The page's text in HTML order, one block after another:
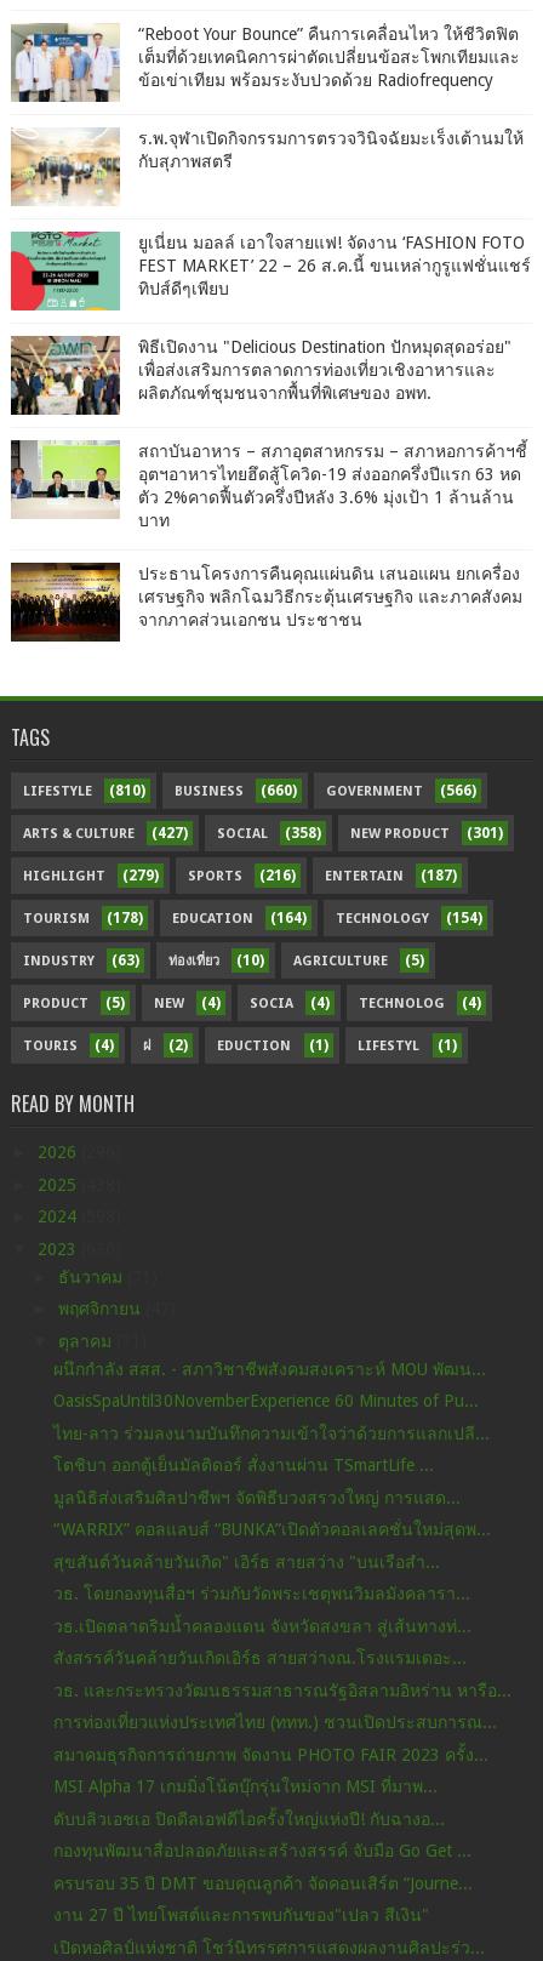
“Reboot Your Bounce” คืนการเคลื่อนไหว ให้ชีวิตฟิต
เต็มที่ด้วยเทคนิคการผ่าตัดเปลี่ยนข้อสะโพกเทียมและ
ข้อเข่าเทียม พร้อมระงับปวดด้วย Radiofrequency
ร.พ.จุฬาเปิดกิจกรรมการตรวจวินิจฉัยมะเร็งเต้านมให้
กับสุภาพสตรี
ยูเนี่ยน มอลล์ เอาใจสายแฟ! จัดงาน ‘FASHION FOTO
FEST MARKET’ 22 – 26 ส.ค.นี้ ขนเหล่ากูรูแฟชั่นแชร์
ทิปส์ดีๆเพียบ
พิธีเปิดงาน "Delicious Destination ปักหมุดสุดอร่อย"
เพื่อส่งเสริมการตลาดการท่องเที่ยวเชิงอาหารและ
ผลิตภัณฑ์ชุมชนจากพื้นที่พิเศษของ อพท.
สถาบันอาหาร – สภาอุตสาหกรรม – สภาหอการค้าฯชี้
อุตฯอาหารไทยฮึดสู้โควิด-19 ส่งออกครึ่งปีแรก 63 หด
ตัว 2%คาดฟื้นตัวครึ่งปีหลัง 3.6% มุ่งเป้า 1 ล้านล้าน
บาท
ประธานโครงการคืนคุณแผ่นดิน เสนอแผน ยกเครื่อง
เศรษฐกิจ พลิกโฉมวิธีกระตุ้นเศรษฐกิจ และภาคสังคม
จากภาคส่วนเอกชน ประชาชน
TAGS
LIFESTYLE (810) BUSINESS (660) GOVERNMENT (566)
ARTS & CULTURE (427) SOCIAL (358) NEW PRODUCT (301)
HIGHLIGHT (279) SPORTS (216) ENTERTAIN (187)
TOURISM (178) EDUCATION (164) TECHNOLOGY (154)
INDUSTRY (63) ท่องเที่ยว (10) AGRICULTURE (5)
PRODUCT (5) NEW (4) SOCIA (4) TECHNOLOG (4)
TOURIS (4) ฝ (2) EDUCTION (1) LIFESTYL (1)
READ BY MONTH
2026
2025
2024
2023
ธันวาคม
พฤศจิกายน
ตุลาคม
ผนึกกำลัง สสส. - สภาวิชาชีพสังคมสงเคราะห์ MOU พัฒน...
OasisSpaUntil30NovemberExperience 60 Minutes of Pu...
ไทย-ลาว ร่วมลงนามบันทึกความเข้าใจว่าด้วยการแลกเปลี...
โตชิบา ออกตู้เย็นมัลติดอร์ สั่งงานผ่าน TSmartLife ...
มูลนิธิส่งเสริมศิลปาชีพฯ จัดพิธีบวงสรวงใหญ่ การแสด...
“WARRIX” คอลแลบส์ “BUNKA”เปิดตัวคอลเลคชั่นใหม่สุดพ...
สุขสันต์วันคล้ายวันเกิด" เอิร์ธ สายสว่าง "บนเรือสำ...
วธ. โดยกองทุนสื่อฯ ร่วมกับวัดพระเชตุพนวิมลมังคลารา...
วธ.เปิดตลาดริมน้ำคลองแดน จังหวัดสงขลา สู่เส้นทางท่...
สังสรรค์วันคล้ายวันเกิดเอิร์ธ สายสว่างณ.โรงแรมเดอะ...
วธ. และกระทรวงวัฒนธรรมสาธารณรัฐอิสลามอิหร่าน หารือ...
การท่องเที่ยวแห่งประเทศไทย (ททท.) ชวนเปิดประสบการณ...
สมาคมธุรกิจการถ่ายภาพ จัดงาน PHOTO FAIR 2023 ครั้ง...
MSI Alpha 17 เกมมิ่งโน้ตบุ๊กรุ่นใหม่จาก MSI ที่มาพ...
ดับบลิวเอชเอ ปิดดีลเอฟดีไอครั้งใหญ่แห่งปี! กับฉางอ...
กองทุนพัฒนาสื่อปลอดภัยและสร้างสรรค์ จับมือ Go Get ...
ครบรอบ 35 ปี DMT ขอบคุณลูกค้า จัดคอนเสิร์ต “Journe...
งาน 27 ปี ไทยโพสต์และการพบกันของ"เปลว สีเงิน"
เปิดหอศิลป์แห่งชาติ โชว์นิทรรศการแสดงผลงานศิลปะร่ว...